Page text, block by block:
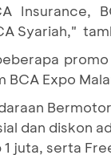
Insurance,
Syariah,"
BCA Expo
dan diskon
1 juta, serta